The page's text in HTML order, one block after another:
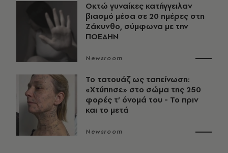
Οκτώ γυναίκες κατήγγειλαν
βιασμό μέσα σε 20 ημέρες στη
Ζάκυνθο, σύμφωνα με την
ΠΟΕΔΗΝ
Newsroom
Το τατουάζ ως ταπείνωση:
«Χτύπησε» στο σώμα της 250
φορές τ’ όνομά του - Το πριν
και το μετά
Newsroom